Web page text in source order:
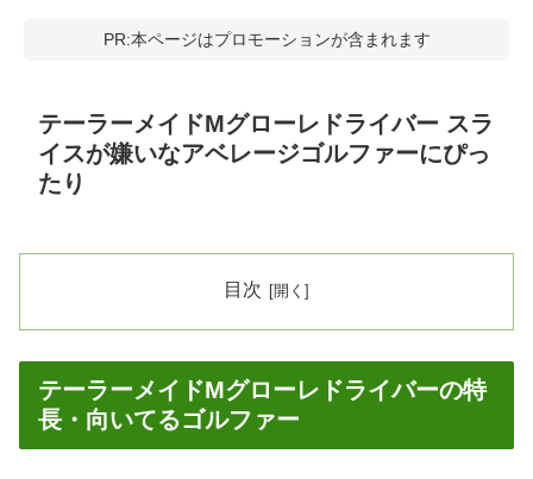
PR:本ページはプロモーションが含まれます
テーラーメイドMグローレドライバー スラ
イスが嫌いなアベレージゴルファーにぴっ
たり
目次
テーラーメイドMグローレドライバーの特
長・向いてるゴルファー